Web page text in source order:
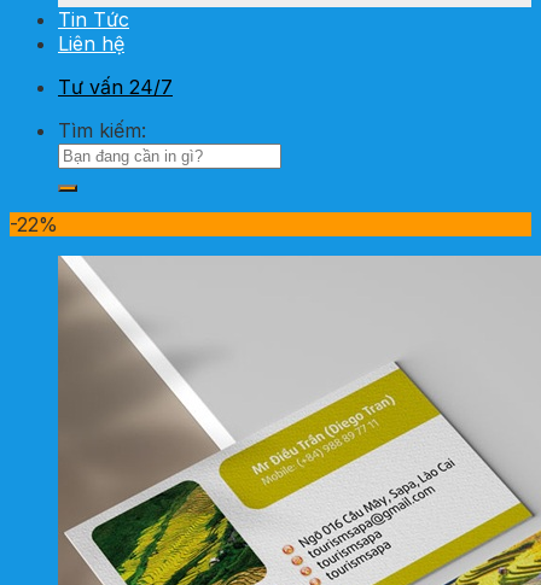
Tin Tức
Liên hệ
Tư vấn 24/7
Tìm kiếm:
-22%